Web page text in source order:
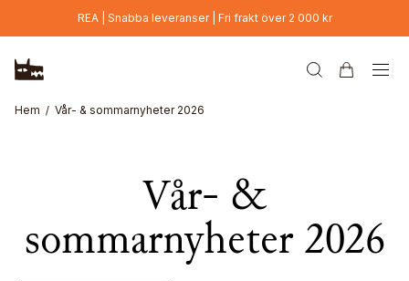
Hoppa till huvudinnehållREA | Snabba leveranser | Fri frakt över 2 000 kr
Hem Vår- & sommarnyheter 2026
Vår- &
sommarnyheter 2026